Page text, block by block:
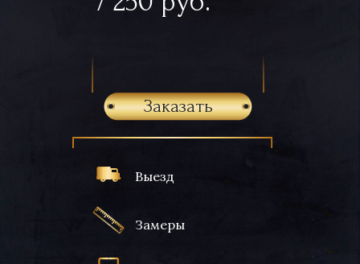
Выезд
Замеры
Заказать